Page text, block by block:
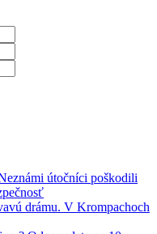
útočníci poškodili
drámu. V Krompachoch